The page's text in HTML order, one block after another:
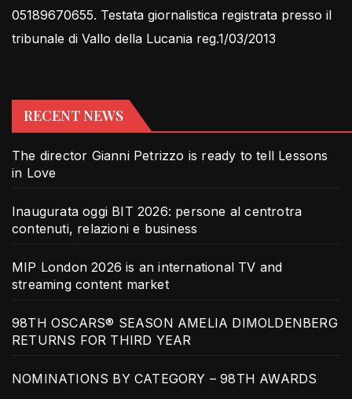
05189670655. Testata giornalistica registrata presso il
tribunale di Vallo della Lucania reg.1/03/2013
RECENT NEWS
The director Gianni Petrizzo is ready to tell Lessons
in Love
Inaugurata oggi BIT 2026: persone al centrotra
contenuti, relazioni e business
MIP London 2026 is an international TV and
streaming content market
98TH OSCARS® SEASON AMELIA DIMOLDENBERG
RETURNS FOR THIRD YEAR
NOMINATIONS BY CATEGORY – 98TH AWARDS